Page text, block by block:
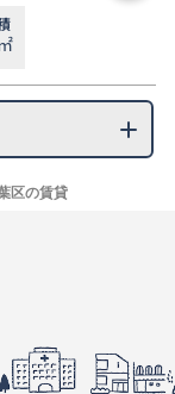
区の賃貸